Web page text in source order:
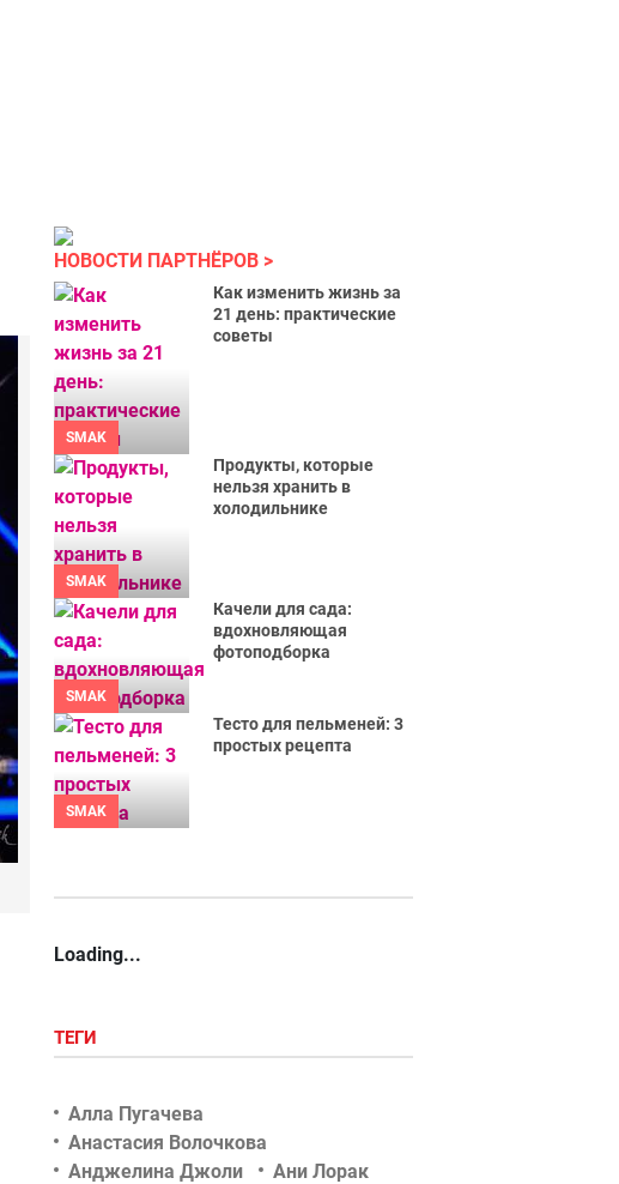
НОВОСТИ ПАРТНЁРОВ
SMAK
Как изменить жизнь за
21 день: практические
советы
SMAK
Продукты, которые
нельзя хранить в
холодильнике
SMAK
Качели для сада:
вдохновляющая
фотоподборка
SMAK
Тесто для пельменей: 3
простых рецепта
Loading...
ТЕГИ
Алла Пугачева
Анастасия Волочкова
Анджелина Джоли
Ани Лорак